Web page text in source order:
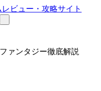
ァンタジー徹底解説